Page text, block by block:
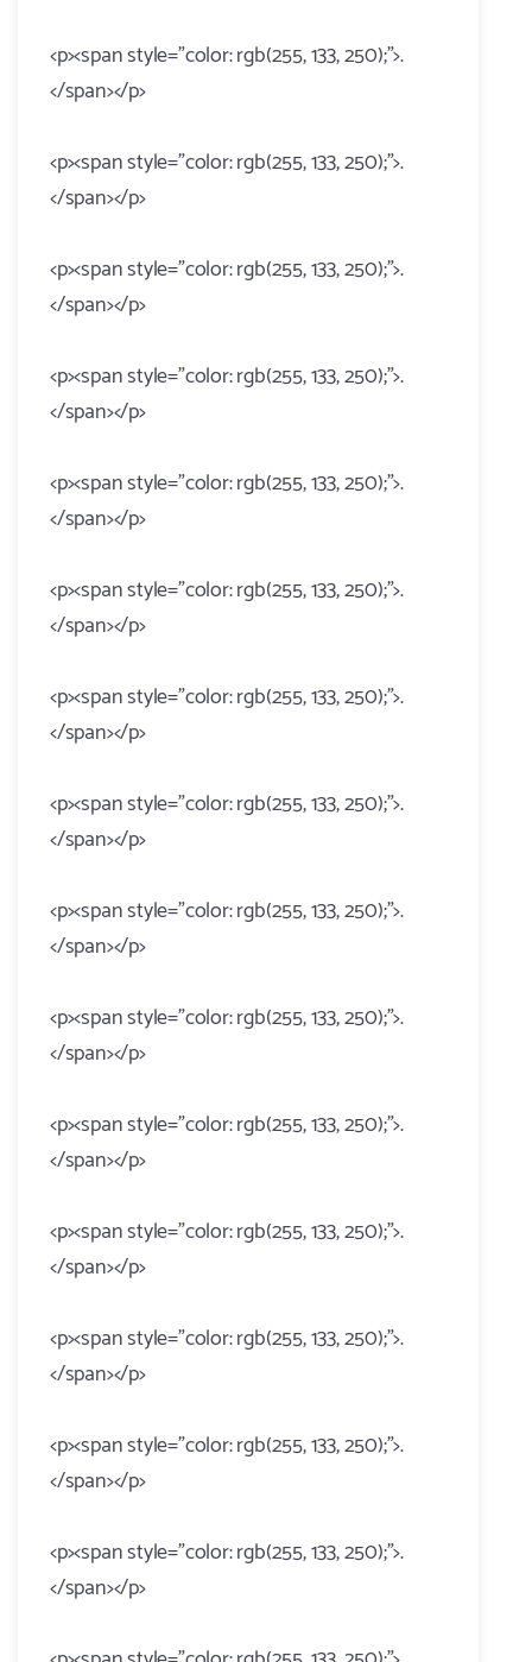
<p><span style="color: rgb(255, 133, 250);">.
</span></p>
<p><span style="color: rgb(255, 133, 250);">.
</span></p>
<p><span style="color: rgb(255, 133, 250);">.
</span></p>
<p><span style="color: rgb(255, 133, 250);">.
</span></p>
<p><span style="color: rgb(255, 133, 250);">.
</span></p>
<p><span style="color: rgb(255, 133, 250);">.
</span></p>
<p><span style="color: rgb(255, 133, 250);">.
</span></p>
<p><span style="color: rgb(255, 133, 250);">.
</span></p>
<p><span style="color: rgb(255, 133, 250);">.
</span></p>
<p><span style="color: rgb(255, 133, 250);">.
</span></p>
<p><span style="color: rgb(255, 133, 250);">.
</span></p>
<p><span style="color: rgb(255, 133, 250);">.
</span></p>
<p><span style="color: rgb(255, 133, 250);">.
</span></p>
<p><span style="color: rgb(255, 133, 250);">.
</span></p>
<p><span style="color: rgb(255, 133, 250);">.
</span></p>